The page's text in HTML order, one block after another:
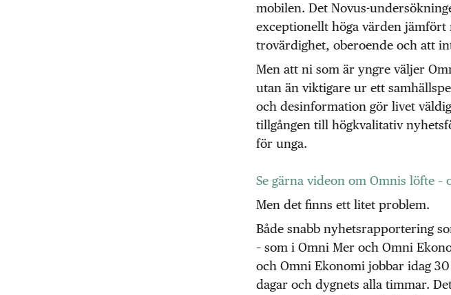
mobilen. Det Novus-
exceptionellt höga värden
trovärdighet, oberoende och att
Men att ni som är yngre väljer
utan än viktigare ur ett
och desinformation gör livet
tillgången till högkvalitativ
för unga.
Se gärna videon om Omnis löfte –
Men det finns ett litet problem.
Både snabb nyhetsrapportering
– som i Omni Mer och Omni
och Omni Ekonomi jobbar idag
dagar och dygnets alla timmar.